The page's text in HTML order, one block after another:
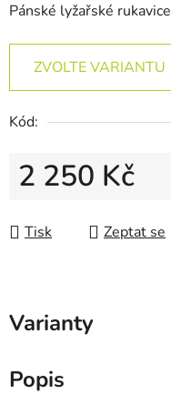
Pánské lyžařské rukavice
ZVOLTE VARIANTU
Kód:
2 250 Kč
Tisk
Zeptat se
Varianty
Popis